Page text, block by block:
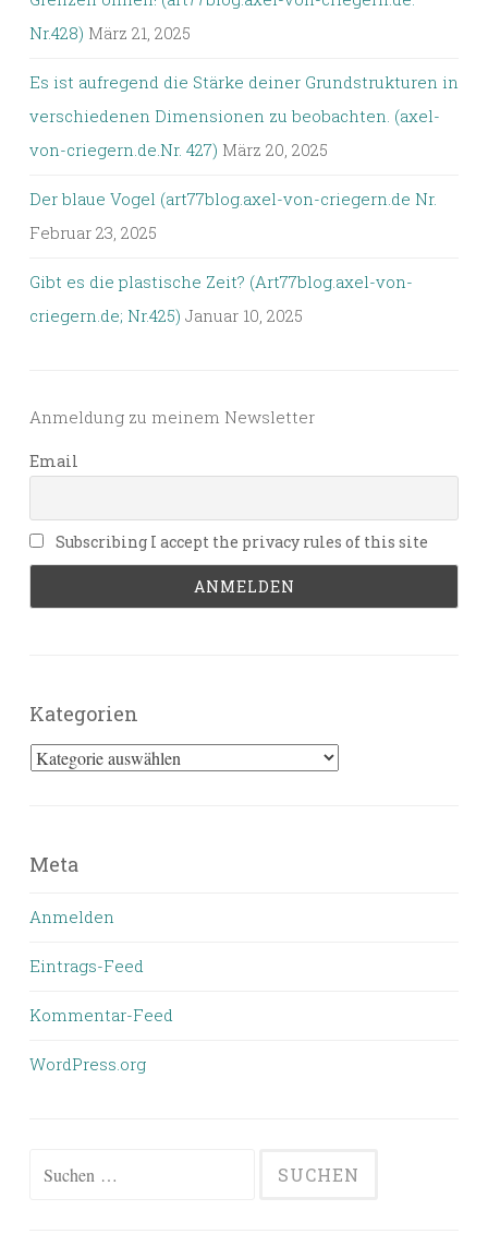
Nr.428) März 21, 2025
Es ist aufregend die Stärke deiner Grundstrukturen in
verschiedenen Dimensionen zu beobachten. (axel-
von-criegern.de.Nr. 427) März 20, 2025
Der blaue Vogel (art77blog.axel-von-criegern.de Nr.
Februar 23, 2025
Gibt es die plastische Zeit? (Art77blog.axel-von-
criegern.de; Nr.425) Januar 10, 2025
Anmeldung zu meinem Newsletter
Email
Subscribing I accept the privacy rules of this site
Kategorien
Kategorien
Meta
Anmelden
Eintrags-Feed
Kommentar-Feed
WordPress.org
Suchen